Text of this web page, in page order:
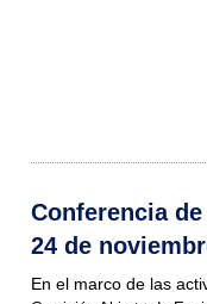
Conferencia
24 de
En el marco de las